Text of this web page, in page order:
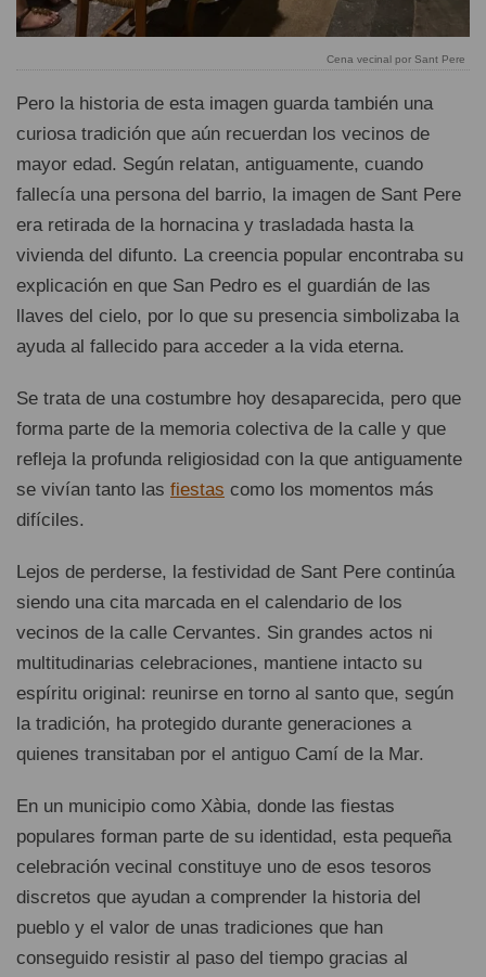
Cena vecinal por Sant Pere
Pero la historia de esta imagen guarda también una
curiosa tradición que aún recuerdan los vecinos de
mayor edad. Según relatan, antiguamente, cuando
fallecía una persona del barrio, la imagen de Sant Pere
era retirada de la hornacina y trasladada hasta la
vivienda del difunto. La creencia popular encontraba su
explicación en que San Pedro es el guardián de las
llaves del cielo, por lo que su presencia simbolizaba la
ayuda al fallecido para acceder a la vida eterna.
Se trata de una costumbre hoy desaparecida, pero que
forma parte de la memoria colectiva de la calle y que
refleja la profunda religiosidad con la que antiguamente
se vivían tanto las fiestas como los momentos más
difíciles.
Lejos de perderse, la festividad de Sant Pere continúa
siendo una cita marcada en el calendario de los
vecinos de la calle Cervantes. Sin grandes actos ni
multitudinarias celebraciones, mantiene intacto su
espíritu original: reunirse en torno al santo que, según
la tradición, ha protegido durante generaciones a
quienes transitaban por el antiguo Camí de la Mar.
En un municipio como Xàbia, donde las fiestas
populares forman parte de su identidad, esta pequeña
celebración vecinal constituye uno de esos tesoros
discretos que ayudan a comprender la historia del
pueblo y el valor de unas tradiciones que han
conseguido resistir al paso del tiempo gracias al